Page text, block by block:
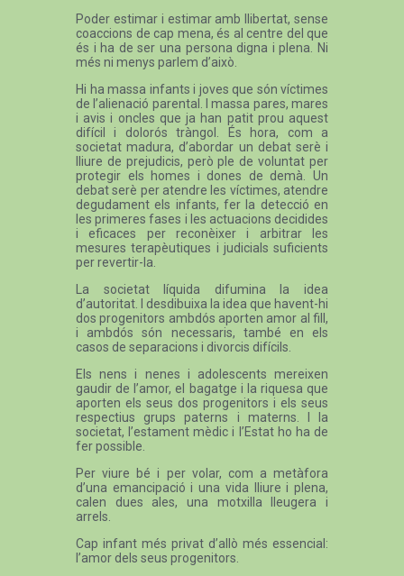
Poder estimar i estimar amb llibertat, sense
coaccions de cap mena, és al centre del que
és i ha de ser una persona digna i plena. Ni
més ni menys parlem d’això.
Hi ha massa infants i joves que són víctimes
de l’alienació parental. I massa pares, mares
i avis i oncles que ja han patit prou aquest
difícil i dolorós tràngol. És hora, com a
societat madura, d’abordar un debat serè i
lliure de prejudicis, però ple de voluntat per
protegir els homes i dones de demà. Un
debat serè per atendre les víctimes, atendre
degudament els infants, fer la detecció en
les primeres fases i les actuacions decidides
i eficaces per reconèixer i arbitrar les
mesures terapèutiques i judicials suficients
per revertir-la.
La societat líquida difumina la idea
d’autoritat. I desdibuixa la idea que havent-hi
dos progenitors ambdós aporten amor al fill,
i ambdós són necessaris, també en els
casos de separacions i divorcis difícils.
Els nens i nenes i adolescents mereixen
gaudir de l’amor, el bagatge i la riquesa que
aporten els seus dos progenitors i els seus
respectius grups paterns i materns. I la
societat, l’estament mèdic i l’Estat ho ha de
fer possible.
Per viure bé i per volar, com a metàfora
d’una emancipació i una vida lliure i plena,
calen dues ales, una motxilla lleugera i
arrels.
Cap infant més privat d’allò més essencial:
l’amor dels seus progenitors.